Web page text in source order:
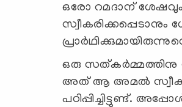
ഒരോ റമദാന്
ഒരു സത്കര്‍മ്മത്തിനു
അത് ആ അമല്‍
പഠിപ്പിച്ചിട്ടുണ്ട്.